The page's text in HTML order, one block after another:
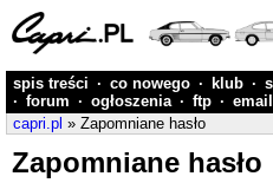
spis treści · co nowego · klub ·
· forum · ogłoszenia · ftp · email
capri.pl » Zapomniane hasło
Zapomniane hasło